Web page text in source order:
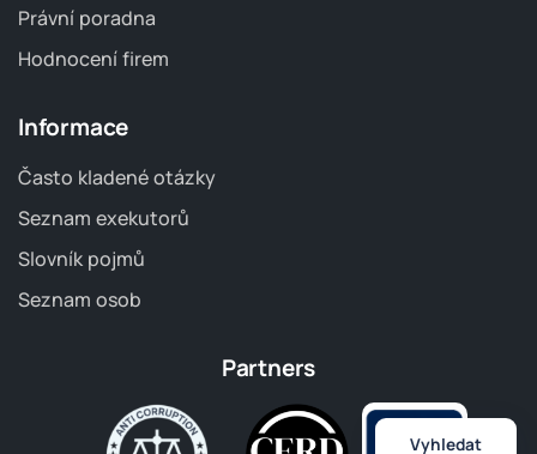
Právní poradna
Hodnocení firem
Informace
Často kladené otázky
Seznam exekutorů
Slovník pojmů
Seznam osob
Partners
Vyhledat